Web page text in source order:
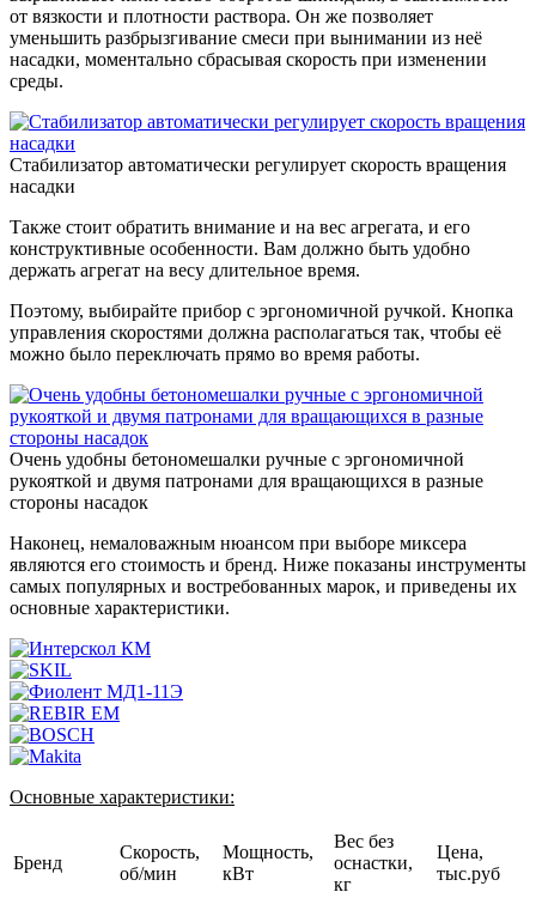
от вязкости и плотности раствора. Он же позволяет
уменьшить разбрызгивание смеси при вынимании из неё
насадки, моментально сбрасывая скорость при изменении
среды.
Стабилизатор автоматически регулирует скорость вращения
насадки
Также стоит обратить внимание и на вес агрегата, и его
конструктивные особенности. Вам должно быть удобно
держать агрегат на весу длительное время.
Поэтому, выбирайте прибор с эргономичной ручкой. Кнопка
управления скоростями должна располагаться так, чтобы её
можно было переключать прямо во время работы.
Очень удобны бетономешалки ручные с эргономичной
рукояткой и двумя патронами для вращающихся в разные
стороны насадок
Наконец, немаловажным нюансом при выборе миксера
являются его стоимость и бренд. Ниже показаны инструменты
самых популярных и востребованных марок, и приведены их
основные характеристики.
Основные характеристики:
Бренд
Скорость,
об/мин
Мощность,
кВт
Вес без
оснастки,
кг
Цена,
тыс.руб